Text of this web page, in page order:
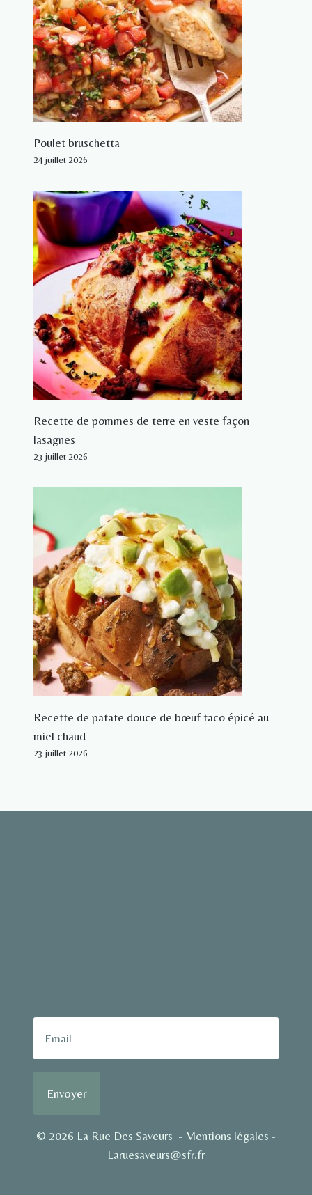
Poulet bruschetta
24 juillet 2026
Recette de pommes de terre en veste façon
lasagnes
23 juillet 2026
Recette de patate douce de bœuf taco épicé au
miel chaud
23 juillet 2026
© 2026 La Rue Des Saveurs - Mentions légales -
Laruesaveurs@sfr.fr
Envoyer